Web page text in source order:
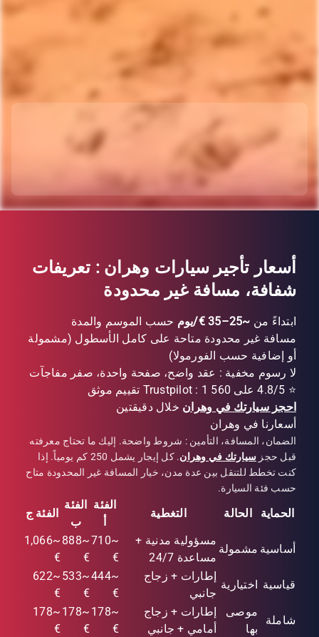
أسعار تأجير سيارات وهران : تعريفات
شفافة، مسافة غير محدودة
ابتداءً من ~25–35 €/يوم
حسب الموسم والمدة
مسافة غير محدودة متاحة على كامل الأسطول (مشمولة
أو إضافية حسب الفورمولا)
لا رسوم مخفية : عقد واضح، صفحة واحدة، صفر مفاجآت
⭐ 4.8/5 على Trustpilot : 1 560 تقييم موثق
احجز سيارتك في وهران خلال دقيقتين
أسعارنا في وهران
الضمان، المسافة، التأمين : شروط واضحة. إليك ما تحتاج معرفته
قبل حجز سيارتك في وهران
. كل إيجار يشمل 250 كم يومياً. إذا
كنت تخطط للتنقل بين عدة مدن، خيار المسافة غير المحدودة متاح
حسب فئة السيارة.
الحماية الحالة التغطية
الفئة
الفئة
ب
الفئة ج
أساسية مشمولة
مسؤولية مدنية +
مساعدة 24/7
~710
€
~888
€
~1,066
€
قياسية
اختيارية
إطارات + زجاج
جانبي
~444
€
~533
€
~622
€
شاملة
موصى
بها
إطارات + زجاج
أمامي + جانبي
~178
€
~178
€
~178
€